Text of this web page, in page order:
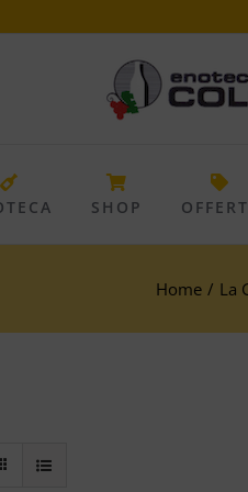
SHOP
Home / La